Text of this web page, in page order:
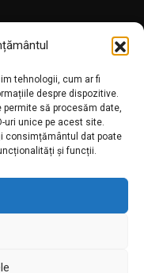
tehnologii, cum ar fi
despre dispozitive.
să procesăm date,
uri unice pe acest site.
consimțământul dat poate
și funcții.
noi stiri din partea